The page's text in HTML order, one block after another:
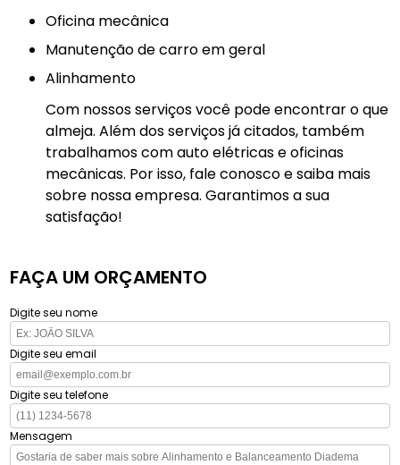
Oficina mecânica
manutenção de carro em geral
Alinhamento
Com nossos serviços você pode encontrar o que
almeja. Além dos serviços já citados, também
trabalhamos com auto elétricas e oficinas
mecânicas. Por isso, fale conosco e saiba mais
sobre nossa empresa. Garantimos a sua
satisfação!
FAÇA UM ORÇAMENTO
Digite seu nome
Digite seu email
Digite seu telefone
Mensagem